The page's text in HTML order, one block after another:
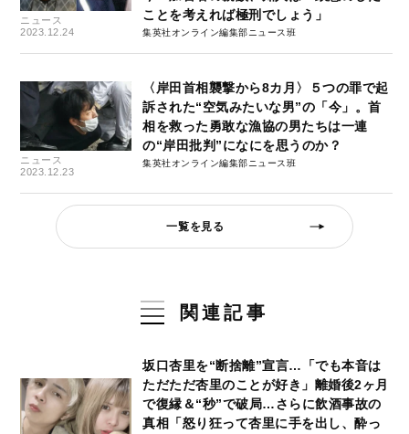
ニュース
2023.12.24
ことを考えれば極刑でしょう」
集英社オンライン編集部ニュース班
ニュース
2023.12.23
〈岸田首相襲撃から8カ月〉５つの罪で起
訴された“空気みたいな男”の「今」。首
相を救った勇敢な漁協の男たちは一連
の“岸田批判”になにを思うのか？
集英社オンライン編集部ニュース班
一覧を見る
関連記事
坂口杏里を“断捨離”宣言…「でも本音は
ただただ杏里のことが好き」離婚後2ヶ月
で復縁＆“秒”で破局…さらに飲酒事故の
真相「怒り狂って杏里に手を出し、酔っ